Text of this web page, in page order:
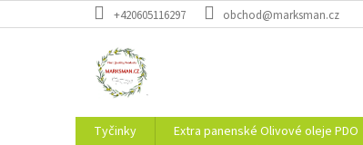
na
+420605116297 obchod@marksman.cz
Tyčinky Extra panenské Olivové oleje PDO